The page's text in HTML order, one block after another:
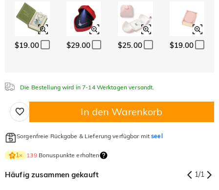
$19.00 $29.00 $25.00 $19.00
Die Bestellung wird in 7-14 Werktagen versandt.
In den Warenkorb
Sorgenfreie Rückgabe & Lieferung verfügbar mitseel
1× 139Bonuspunkte erhalten
Häufig zusammen gekauft 1/1